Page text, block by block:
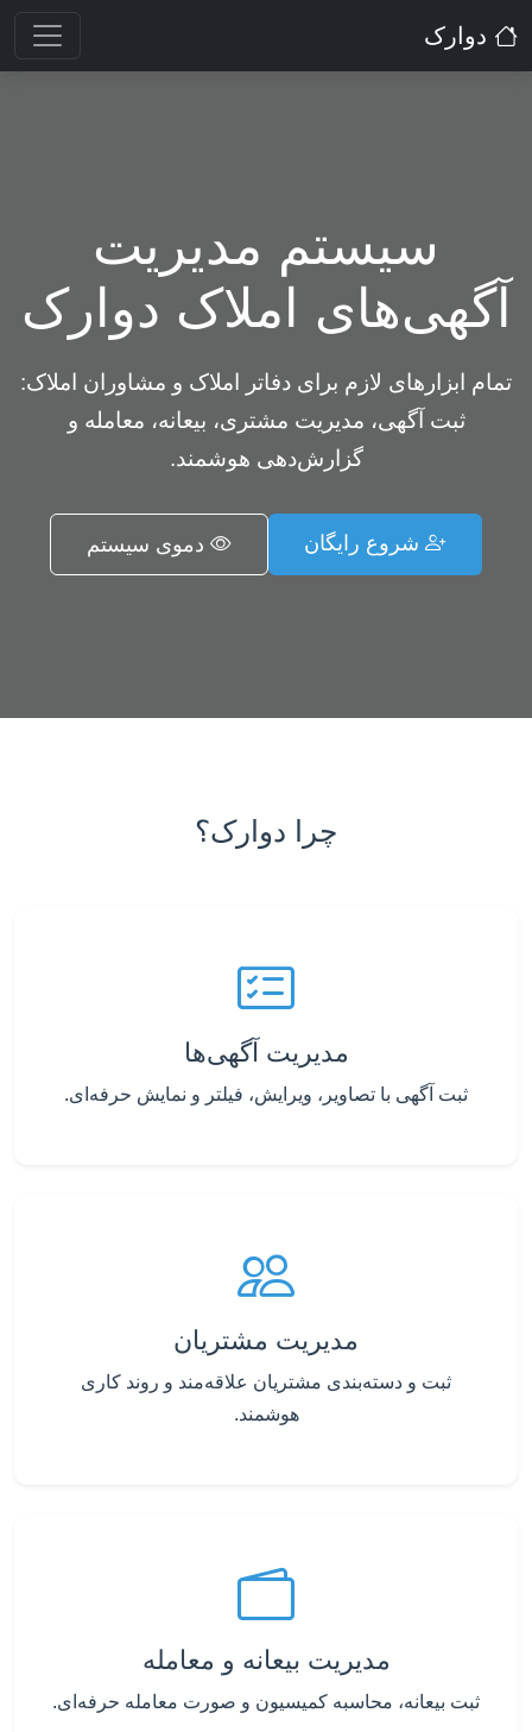
دوارک
سیستم مدیریت
آگهی‌های املاک دوارک
تمام ابزارهای لازم برای دفاتر املاک و مشاوران املاک:
ثبت آگهی، مدیریت مشتری، بیعانه، معامله و
گزارش‌دهی هوشمند.
شروع رایگان دموی سیستم
چرا دوارک؟
مدیریت آگهی‌ها
ثبت آگهی با تصاویر، ویرایش، فیلتر و نمایش حرفه‌ای.
مدیریت مشتریان
ثبت و دسته‌بندی مشتریان علاقه‌مند و روند کاری
هوشمند.
مدیریت بیعانه و معامله
ثبت بیعانه، محاسبه کمیسیون و صورت معامله حرفه‌ای.